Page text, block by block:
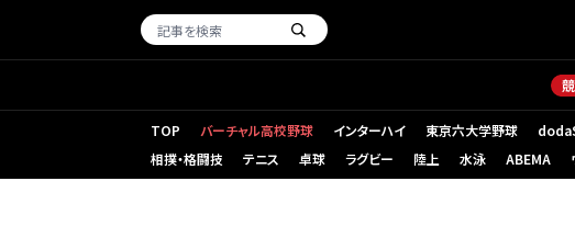
TOP バーチャル高校野球 インターハイ 東京六大学野球 （新し
相撲・格闘技
テニス 卓球 ラグビー 陸上 水泳 ABEMA